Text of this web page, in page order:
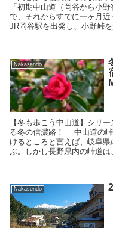
「初期中山道（岡谷から小
で、それからすでに一ヶ月
JR岡谷駅を出発し、小野峠
Nakasendo
【冬も歩こう中山道】シリ
る冬の信濃路！ 中山道の峠
けるところと言えば、岐阜
ぶ。しかし長野県内の峠道は
Nakasendo